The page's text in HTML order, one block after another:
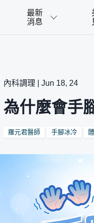
最新
消息
內科調理 | Jun 18, 24
為什麼會手
羅元君醫師 手腳冰冷